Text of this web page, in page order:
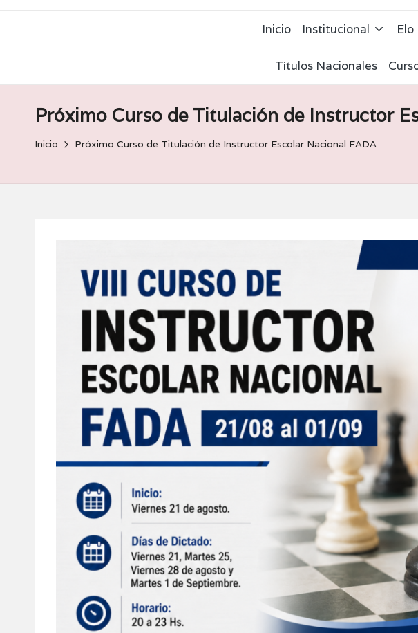
Inicio Institucional
Títulos Nacionales
Próximo Curso de Titulación de Instructor
Inicio Próximo Curso de Titulación de Instructor Escolar Nacional FADA